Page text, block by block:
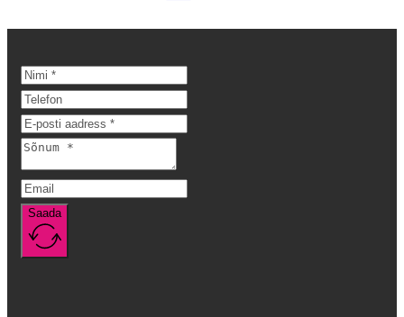
44,90 €.31,95 €.
on
Saada